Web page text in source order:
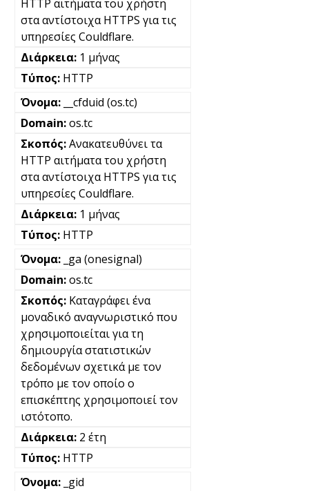
HTTP αιτήματα του χρήστη
στα αντίστοιχα HTTPS για τις
υπηρεσίες Couldflare.
1 μήνας
HTTP
__cfduid (os.tc)
os.tc
Ανακατευθύνει τα
HTTP αιτήματα του χρήστη
στα αντίστοιχα HTTPS για τις
υπηρεσίες Couldflare.
1 μήνας
HTTP
_ga (onesignal)
os.tc
Καταγράφει ένα
μοναδικό αναγνωριστικό που
χρησιμοποιείται για τη
δημιουργία στατιστικών
δεδομένων σχετικά με τον
τρόπο με τον οποίο ο
επισκέπτης χρησιμοποιεί τον
ιστότοπο.
2 έτη
HTTP
_gid